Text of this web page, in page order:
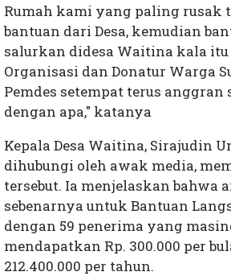
Rumah kami yang paling rusak
bantuan dari Desa, kemudian
salurkan didesa Waitina kala itu
Organisasi dan Donatur Warga
Pemdes setempat terus anggran
dengan apa," katanya
Kepala Desa Waitina, Sirajudin
dihubungi oleh awak media,
tersebut. Ia menjelaskan bahwa
sebenarnya untuk Bantuan
dengan 59 penerima yang
mendapatkan Rp. 300.000 per
212.400.000 per tahun.